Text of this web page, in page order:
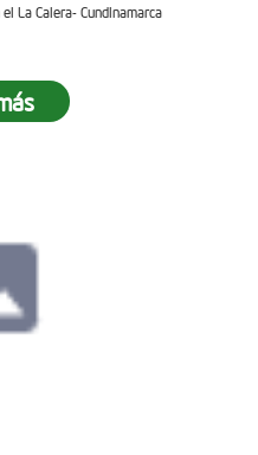
La Calera- Cundinamarca